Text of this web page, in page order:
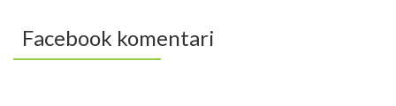
Facebook komentari